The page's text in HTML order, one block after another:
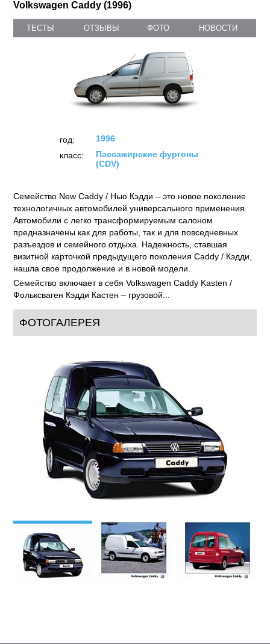
Volkswagen Caddy (1996)
ТЕСТЫ ОТЗЫВЫ ФОТО НОВОСТИ
год:
1996
класс:
Пассажирские фургоны
(CDV)
Семейство New Caddy / Нью Кэдди – это новое поколение
технологичных автомобилей универсального применения.
Автомобили с легко трансформируемым салоном
предназначены как для работы, так и для повседневных
разъездов и семейного отдыха. Надежность, ставшая
визитной карточкой предыдущего поколения Caddy / Кэдди,
нашла свое продолжение и в новой модели.
Семейство включает в себя Volkswagen Caddy Kasten /
Фольксваген Кэдди Кастен – грузовой...
ФОТОГАЛЕРЕЯ